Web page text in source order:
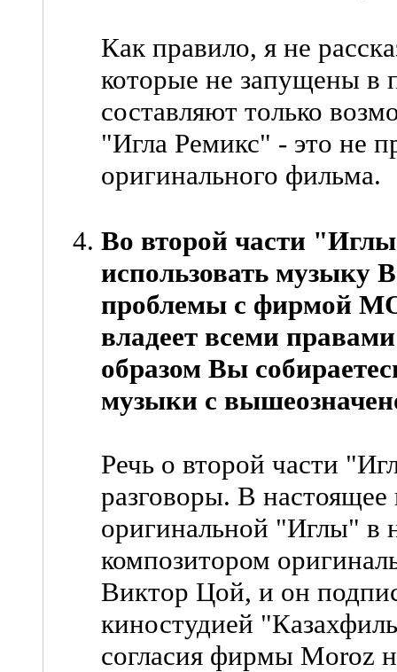
Как правило, я не
которые не запущены в
составляют только
"Игла Ремикс" - это не
оригинального фильма.
Во второй части
использовать музыку
проблемы с фирмой
владеет всеми
образом Вы
музыки с
Речь о второй части
разговоры. В
оригинальной "Иглы" в
композитором
Виктор Цой, и он
киностудией
согласия фирмы Moroz